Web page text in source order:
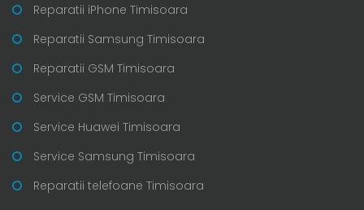
Reparatii iPhone Timisoara
Reparatii Samsung Timisoara
Reparatii GSM Timisoara
Service GSM Timisoara
Service Huawei Timisoara
Service Samsung Timisoara
Reparatii telefoane Timisoara